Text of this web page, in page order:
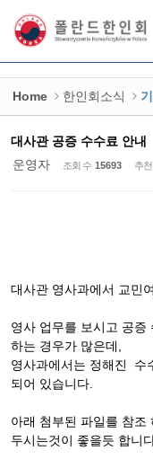
Home 한인회소식
대사관 공증 수수료 안내
운영자
조회 수 15693 추
대사관 영사과에서 교민
영사 업무를 보시고 공
하는 경우가 많은데,
영사과에서는 정해진 수
되어 있습니다.
아래 첨부된 파일를 참조
두시는것이 좋을듯 합니